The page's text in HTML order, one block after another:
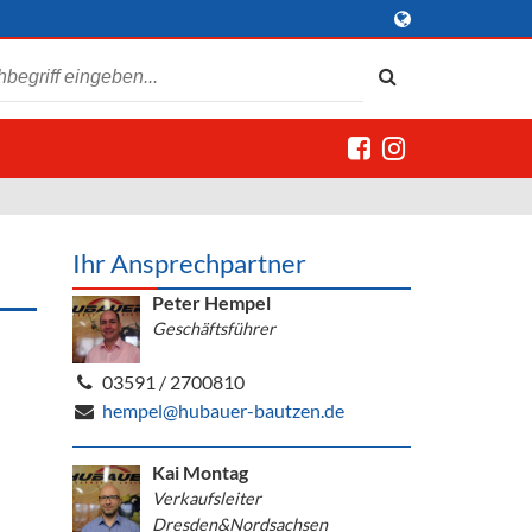
Ihr Ansprechpartner
Peter Hempel
Geschäftsführer
03591 / 2700810
hempel@hubauer-bautzen.de
Kai Montag
Verkaufsleiter
Dresden&Nordsachsen